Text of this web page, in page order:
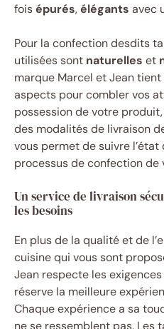
foisépurés,élégants avec
Pour la confection desdits
utilisées sont naturelles et
marque Marcel et Jean
aspects pour combler vos
possession de votre
des modalités de livraison
vous permet de suivre l’état
processus de confection de
Un service de livraison
les besoins
En plus de la qualité et de
cuisine qui vous sont
Jean respecte les
réserve la meilleure
Chaque expérience a sa
ne se ressemblent pas. Les